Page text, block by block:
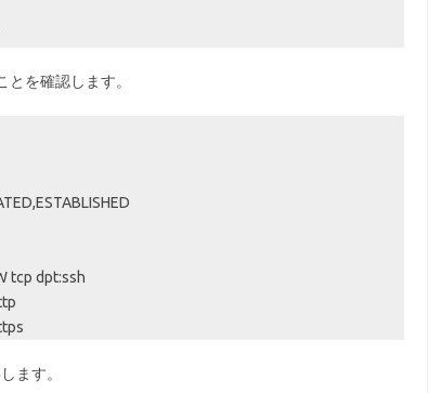
を確認します。
tcp dpt:ssh
ます。